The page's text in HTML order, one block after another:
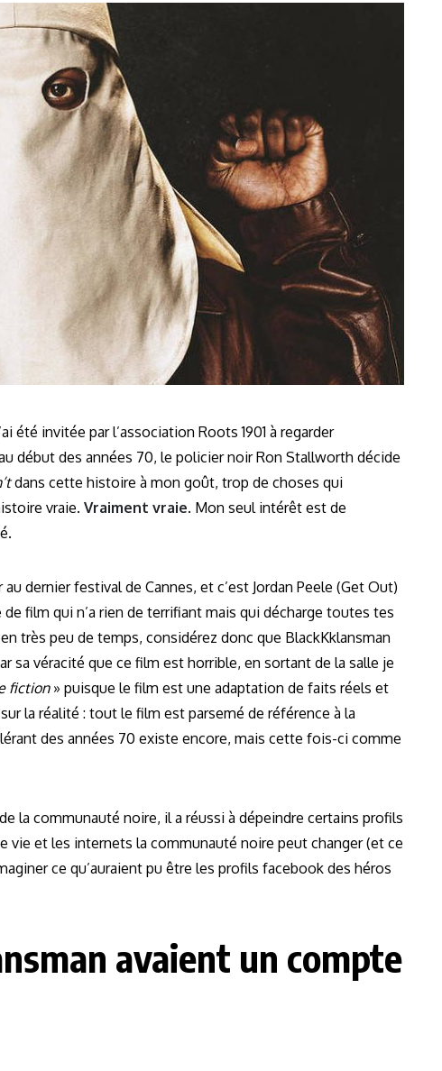
été invitée par l’association Roots 1901 à regarder
début des années 70, le policier noir Ron Stallworth décide
dans cette histoire à mon goût, trop de choses qui
vraie. Vraiment vraie. Mon seul intérêt est de
dernier festival de Cannes, et c’est Jordan Peele (Get Out)
film qui n’a rien de terrifiant mais qui décharge toutes tes
très peu de temps, considérez donc que BlackKklansman
sa véracité que ce film est horrible, en sortant de la salle je
fiction» puisque le film est une adaptation de faits réels et
la réalité : tout le film est parsemé de référence à la
des années 70 existe encore, mais cette fois-ci comme
la communauté noire, il a réussi à dépeindre certains profils
vie et les internets la communauté noire peut changer (et ce
ce qu’auraient pu être les profils facebook des héros
avaient un compte